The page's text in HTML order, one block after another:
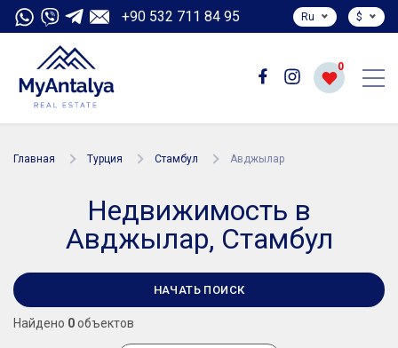
+90 532 711 84 95 Ru $
0
Главная Турция Стамбул Авджылар
Недвижимость в
Авджылар, Стамбул
НАЧАТЬ ПОИСК
Найдено 0объектов